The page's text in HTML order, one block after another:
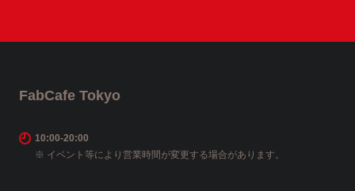
FabCafe Tokyo
10:00-20:00
※ イベント等により営業時間が変更する場合があります。